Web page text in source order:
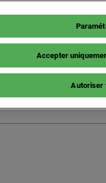
Accepter
Autoriser